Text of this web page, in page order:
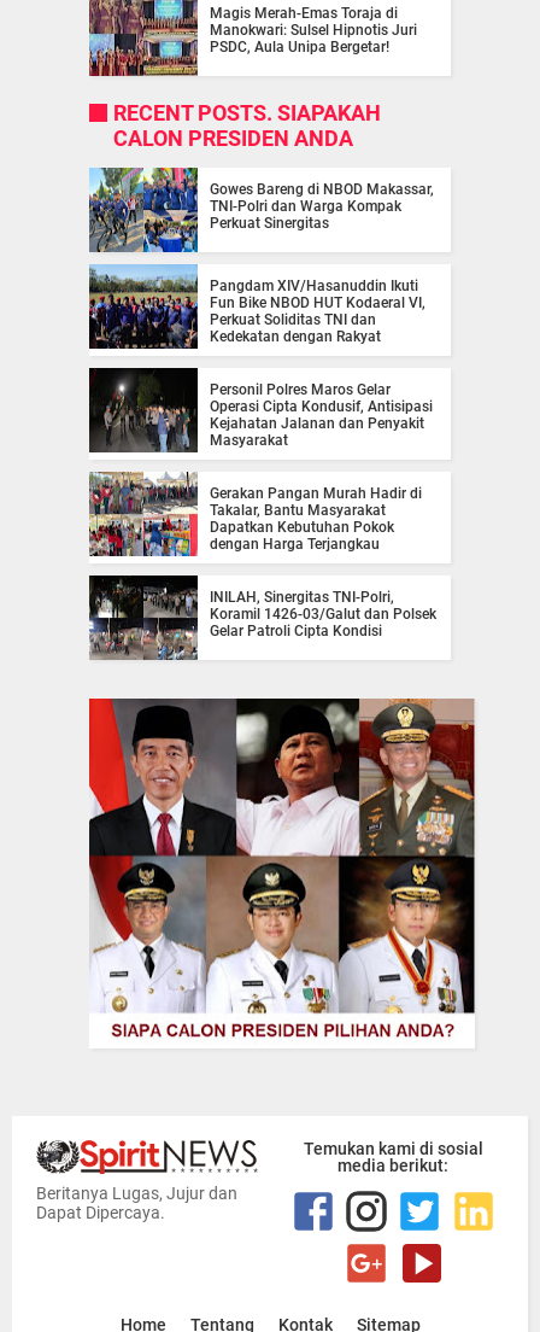
Magis Merah-Emas Toraja di
Manokwari: Sulsel Hipnotis Juri
PSDC, Aula Unipa Bergetar!
RECENT POSTS. SIAPAKAH
CALON PRESIDEN ANDA
Gowes Bareng di NBOD Makassar,
TNI-Polri dan Warga Kompak
Perkuat Sinergitas
Pangdam XIV/Hasanuddin Ikuti
Fun Bike NBOD HUT Kodaeral VI,
Perkuat Soliditas TNI dan
Kedekatan dengan Rakyat
Personil Polres Maros Gelar
Operasi Cipta Kondusif, Antisipasi
Kejahatan Jalanan dan Penyakit
Masyarakat
Gerakan Pangan Murah Hadir di
Takalar, Bantu Masyarakat
Dapatkan Kebutuhan Pokok
dengan Harga Terjangkau
INILAH, Sinergitas TNI-Polri,
Koramil 1426-03/Galut dan Polsek
Gelar Patroli Cipta Kondisi
Beritanya Lugas, Jujur dan
Dapat Dipercaya.
Temukan kami di sosial
media berikut:
Home Tentang Kontak Sitemap